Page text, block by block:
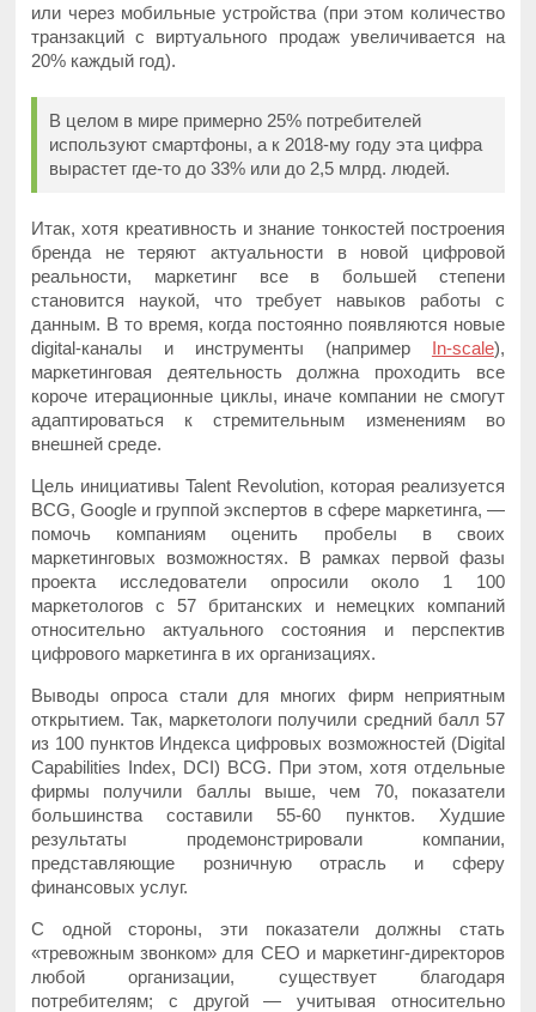
или через мобильные устройства (при этом количество
транзакций с виртуального продаж увеличивается на
20% каждый год).
В целом в мире примерно 25% потребителей
используют смартфоны, а к 2018-му году эта цифра
вырастет где-то до 33% или до 2,5 млрд. людей.
Итак, хотя креативность и знание тонкостей построения
бренда не теряют актуальности в новой цифровой
реальности, маркетинг все в большей степени
становится наукой, что требует навыков работы с
данным. В то время, когда постоянно появляются новые
digital-каналы и инструменты (например In-scale),
маркетинговая деятельность должна проходить все
короче итерационные циклы, иначе компании не смогут
адаптироваться к стремительным изменениям во
внешней среде.
Цель инициативы Talent Revolution, которая реализуется
BCG, Google и группой экспертов в сфере маркетинга, —
помочь компаниям оценить пробелы в своих
маркетинговых возможностях. В рамках первой фазы
проекта исследователи опросили около 1 100
маркетологов с 57 британских и немецких компаний
относительно актуального состояния и перспектив
цифрового маркетинга в их организациях.
Выводы опроса стали для многих фирм неприятным
открытием. Так, маркетологи получили средний балл 57
из 100 пунктов Индекса цифровых возможностей (Digital
Capabilities Index, DCI) BCG. При этом, хотя отдельные
фирмы получили баллы выше, чем 70, показатели
большинства составили 55-60 пунктов. Худшие
результаты продемонстрировали компании,
представляющие розничную отрасль и сферу
финансовых услуг.
С одной стороны, эти показатели должны стать
«тревожным звонком» для CEO и маркетинг-директоров
любой организации, существует благодаря
потребителям; с другой — учитывая относительно